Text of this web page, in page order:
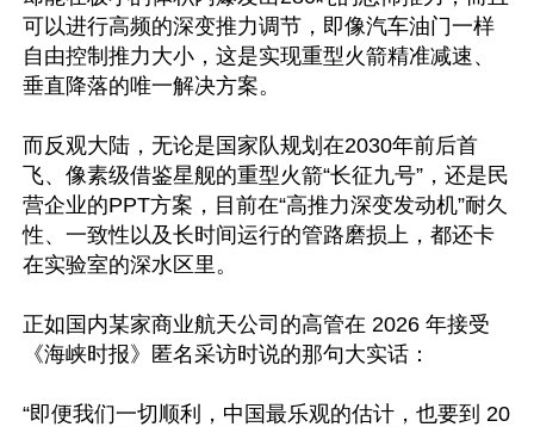
可以进行高频的深变推力调节，即像汽车油门一样
自由控制推力大小，这是实现重型火箭精准减速、
垂直降落的唯一解决方案。
而反观大陆，无论是国家队规划在2030年前后首
飞、像素级借鉴星舰的重型火箭“长征九号”，还是民
营企业的PPT方案，目前在“高推力深变发动机”耐久
性、一致性以及长时间运行的管路磨损上，都还卡
在实验室的深水区里。
正如国内某家商业航天公司的高管在 2026 年接受
《海峡时报》匿名采访时说的那句大实话：
“即便我们一切顺利，中国最乐观的估计，也要到 20